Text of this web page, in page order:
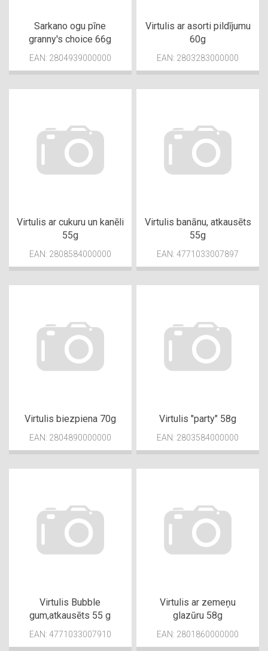
Sarkano ogu pīne
granny's choice 66g
EAN: 2804939000000
Virtulis ar asorti pildījumu
60g
EAN: 2803283000000
Virtulis ar cukuru un kanēli
55g
EAN: 2808584000000
Virtulis banānu, atkausēts
55g
EAN: 4771033007897
Virtulis biezpiena 70g
EAN: 2804890000000
Virtulis "party" 58g
EAN: 2803584000000
Virtulis Bubble
gum,atkausēts 55 g
EAN: 4771033007910
Virtulis ar zemeņu
glazūru 58g
EAN: 2801860000000